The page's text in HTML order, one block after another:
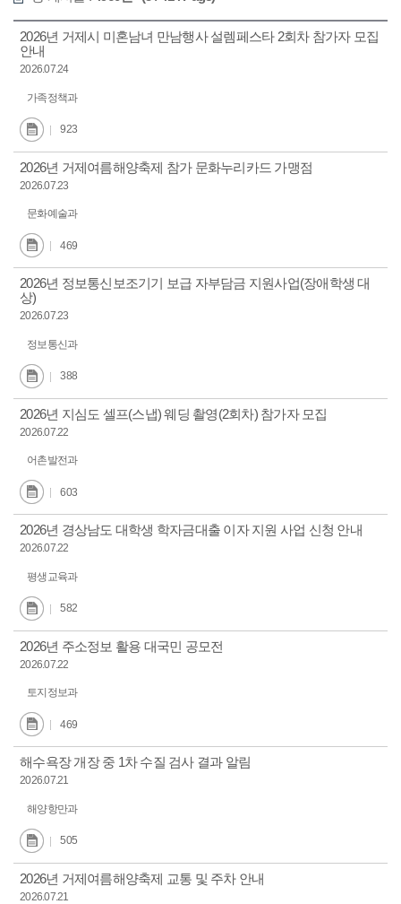
2026년 거제시 미혼남녀 만남행사 설렘페스타 2회차 참가자 모집
안내
2026.07.24
가족정책과
923
2026년 거제여름해양축제 참가 문화누리카드 가맹점
2026.07.23
문화예술과
469
2026년 정보통신보조기기 보급 자부담금 지원사업(장애학생 대
상)
2026.07.23
정보통신과
388
2026년 지심도 셀프(스냅) 웨딩 촬영(2회차) 참가자 모집
2026.07.22
어촌발전과
603
2026년 경상남도 대학생 학자금대출 이자 지원 사업 신청 안내
2026.07.22
평생교육과
582
2026년 주소정보 활용 대국민 공모전
2026.07.22
토지정보과
469
해수욕장 개장 중 1차 수질 검사 결과 알림
2026.07.21
해양항만과
505
2026년 거제여름해양축제 교통 및 주차 안내
2026.07.21